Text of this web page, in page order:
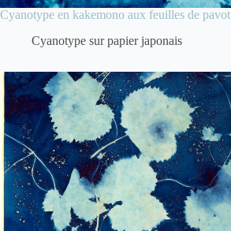
Cyanotype en kakemono aux feuilles de pavot
Cyanotype sur papier japonais